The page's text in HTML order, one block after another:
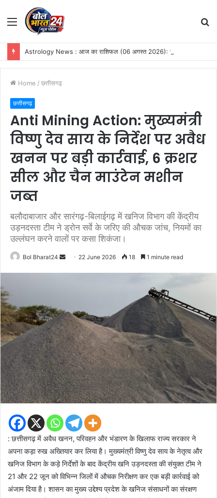
Menu
Home / छत्तीसगढ़
छत्तीसगढ़
Anti Mining Action: मुख्यमंत्री
विष्णु देव साय के निर्देश पर अवैध
खनन पर बड़ी कार्रवाई, 6 क्रशर
सील और चैन माउंटेन मशीन
जब्त
बलौदाबाजार और सारंगढ़-बिलाईगढ़ में खनिज विभाग की केंद्रीय
उड़नदस्ता टीम ने ड्रोन सर्वे के जरिए की औचक जांच, नियमों का
उल्लंघन करने वालों पर कसा शिकंजा।
Bol Bharat24
Send 22 June 2026 18 1 minute read
: छत्तीसगढ़ में अवैध खनन, परिवहन और भंडारण के खिलाफ राज्य सरकार ने
अपना कड़ा रुख अख्तियार कर लिया है। मुख्यमंत्री विष्णु देव साय के नेतृत्व और
खनिज विभाग के कड़े निर्देशों के बाद केंद्रीय खनि उड़नदस्ता की संयुक्त टीम ने
21 और 22 जून को विभिन्न जिलों में औचक निरीक्षण कर एक बड़ी कार्रवाई को
अंजाम दिया है। शासन का मुख्य उद्देश्य प्रदेश के खनिज संसाधनों का संरक्षण